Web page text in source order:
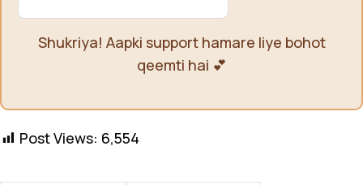
Shukriya! Aapki support hamare liye bohot
qeemti hai 💕
Post Views: 6,554